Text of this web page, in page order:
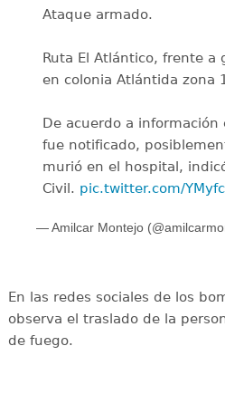
Ataque armado.
Ruta El Atlántico, frente a
en colonia Atlántida zona
De acuerdo a información
fue notificado,
murió en el hospital,
Civil. pic.twitter.com/
— Amilcar Montejo
En las redes sociales de los
observa el traslado de la
de fuego.